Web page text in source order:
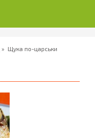
» Щука по-царськи